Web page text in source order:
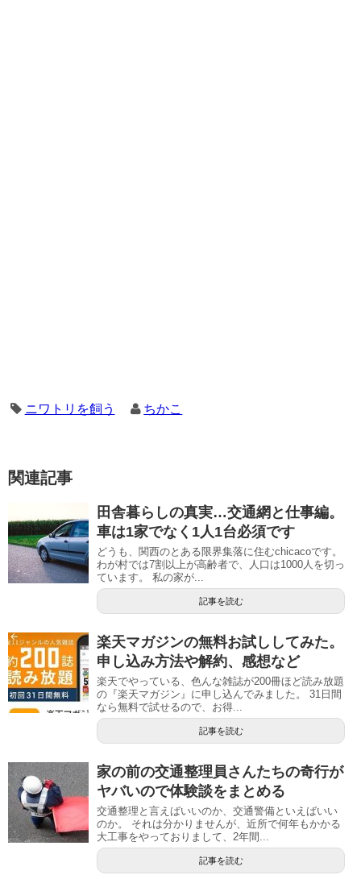
ニワトリを飼う ちかこ
関連記事
田舎暮らしの真実…交通網と仕事編。
車は1家でなく1人1台必須です
どうも、関西のとある限界集落に住むchicacoです。
わが村では7割以上が高齢者で、人口は1000人を切っ
ています。 私の家が...
記事を読む
楽天マガジンの無料お試ししてみた。
申し込み方法や解約、感想など
楽天でやっている、色んな雑誌が200冊ほど読み放題
の『楽天マガジン』に申し込んでみました。 31日間
なら無料で試せるので、お得...
記事を読む
家の前の交通整理員さんたちの奇行が
ヤバいので体験談をまとめる
交通整理と言えばいいのか、交通警備といえばいい
のか。 それは分かりませんが、近所で何年もかかる
大工事をやっておりまして、2年間...
記事を読む